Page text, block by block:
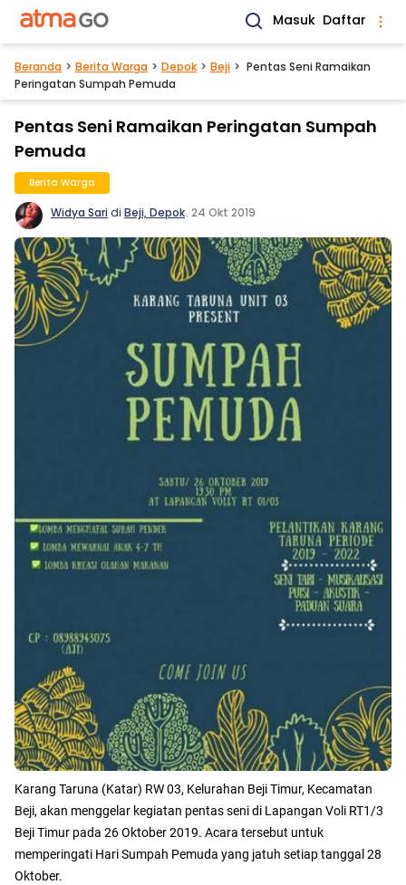
Masuk Daftar
Beranda Berita Warga Depok Beji
Pentas Seni Ramaikan
Peringatan Sumpah Pemuda
Pentas Seni Ramaikan Peringatan Sumpah
Pemuda
Berita Warga
Widya Saridi Beji, Depok. 24 Okt 2019
Karang Taruna (Katar) RW 03, Kelurahan Beji Timur, Kecamatan
Beji, akan menggelar kegiatan pentas seni di Lapangan Voli RT1/3
Beji Timur pada 26 Oktober 2019. Acara tersebut untuk
memperingati Hari Sumpah Pemuda yang jatuh setiap tanggal 28
Oktober.